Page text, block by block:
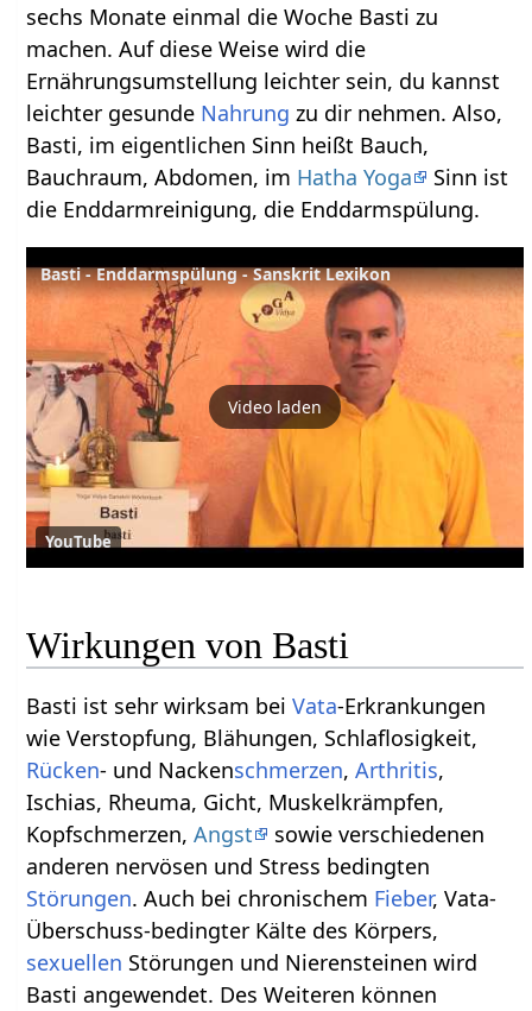
sechs Monate einmal die Woche Basti zu
machen. Auf diese Weise wird die
Ernährungsumstellung leichter sein, du kannst
leichter gesunde Nahrung zu dir nehmen. Also,
Basti, im eigentlichen Sinn heißt Bauch,
Bauchraum, Abdomen, im Hatha Yoga
Sinn ist
die Enddarmreinigung, die Enddarmspülung.
Basti - Enddarmspülung - Sanskrit Lexikon
Video laden
YouTube
Wirkungen von Basti
Basti ist sehr wirksam beiVata-Erkrankungen
wie Verstopfung, Blähungen, Schlaflosigkeit,
Rücken- und Nackenschmerzen,Arthritis,
Ischias, Rheuma, Gicht, Muskelkrämpfen,
Kopfschmerzen,Angst
sowie verschiedenen
anderen nervösen und Stress bedingten
Störungen. Auch bei chronischem Fieber, Vata-
Überschuss-bedingter Kälte des Körpers,
sexuellen Störungen und Nierensteinen wird
Basti angewendet. Des Weiteren können